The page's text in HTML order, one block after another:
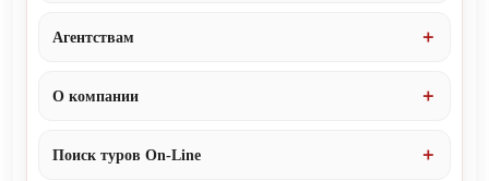
Агентствам
О компании
Поиск туров On-Line